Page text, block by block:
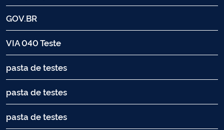
GOV.BR
VIA 040 Teste
pasta de testes
pasta de testes
pasta de testes